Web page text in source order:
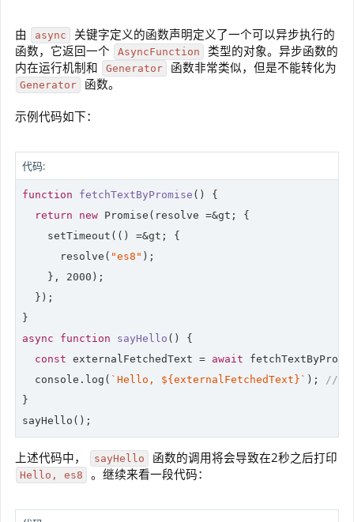
由 async
关键字定义的函数声明定义了一个可以异步执行的
函数，它返回一个
AsyncFunction
类型的对象。异步函数的
内在运行机制和
Generator 函数非常类似，但是不能转化为
Generator 函数。
示例代码如下：
代码:
function fetchTextByPromise ( ) {
return
new Promise (resolve =&gt; {
    setTimeout(() =&gt; {
      resolve(
"es8" );
    },
2000 );
  });
async
function sayHello ( ) {
const externalFetchedText = await
console .log( `Hello, ${externalFetchedText} ` );
//
}
sayHello();
上述代码中， sayHello 函数的调用将会导致在2秒之后打印
Hello, es8 。继续来看一段代码：